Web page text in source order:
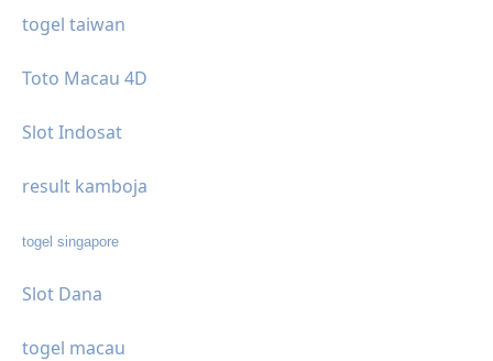
togel taiwan
Toto Macau 4D
Slot Indosat
result kamboja
togel singapore
Slot Dana
togel macau